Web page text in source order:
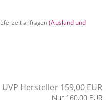
anfragen (Ausland und
UVP Hersteller 159,00 EUR
Nur 160,00 EUR